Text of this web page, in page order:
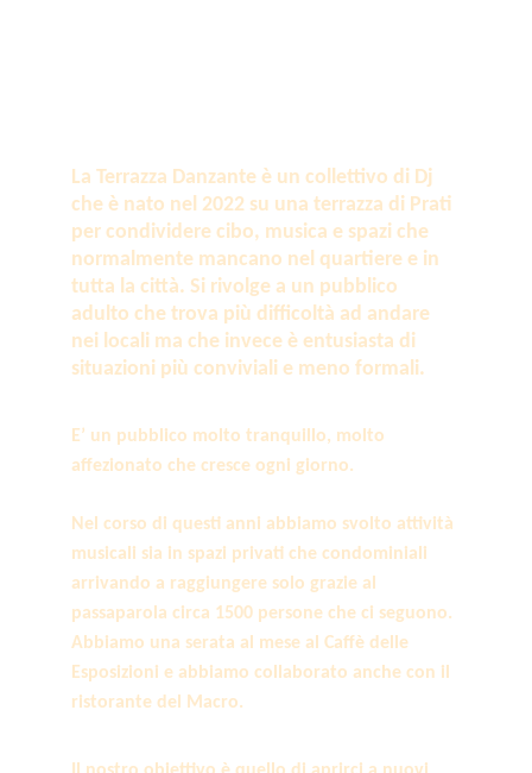
La Terrazza Danzante è un collettivo di Dj
che è nato nel 2022 su una terrazza di Prati
per condividere cibo, musica e spazi che
normalmente mancano nel quartiere e in
tutta la città. Si rivolge a un pubblico
adulto che trova più difficoltà ad andare
nei locali ma che invece è entusiasta di
situazioni più conviviali e meno formali.
E’ un pubblico molto tranquillo, molto
affezionato che cresce ogni giorno.
Nel corso di questi anni abbiamo svolto attività
musicali sia in spazi privati che condominiali
arrivando a raggiungere solo grazie al
passaparola circa 1500 persone che ci seguono.
Abbiamo una serata al mese al Caffè delle
Esposizioni e abbiamo collaborato anche con il
ristorante del Macro.